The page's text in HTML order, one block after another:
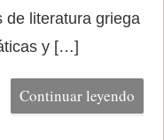
de literatura griega
y […]
Continuar leyendo